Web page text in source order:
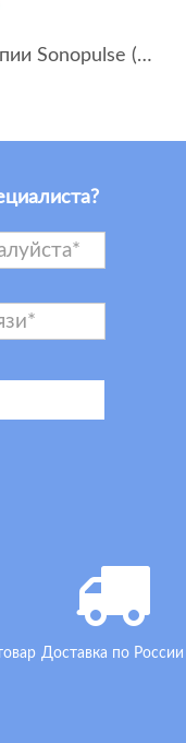
Аппарат ультразвуковой терапии Sonopulse (мультичастотный 1 и 3 Мгц)
Доставка по России